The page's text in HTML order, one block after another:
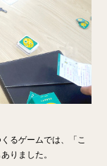
るゲームでは、「こ
りました。